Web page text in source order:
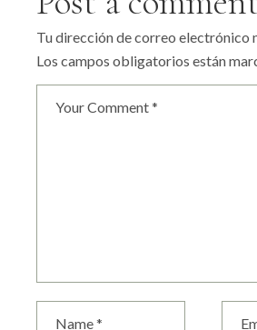
Tu dirección de correo electrónico
Los campos obligatorios están